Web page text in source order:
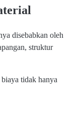
disebabkan oleh
struktur
tidak hanya